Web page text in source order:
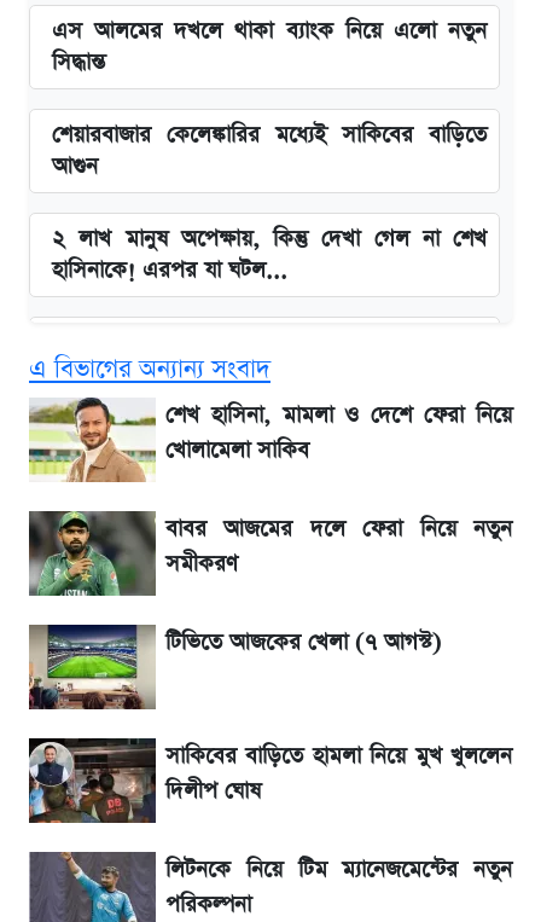
এস আলমের দখলে থাকা ব্যাংক নিয়ে এলো নতুন
সিদ্ধান্ত
শেয়ারবাজার কেলেঙ্কারির মধ্যেই সাকিবের বাড়িতে
আগুন
২ লাখ মানুষ অপেক্ষায়, কিন্তু দেখা গেল না শেখ
হাসিনাকে! এরপর যা ঘটল...
Redmi K80 নিয়ে আপডেট
বাংলাদেশ নিয়ে যা বললেন সজীব ওয়াজেদ জয়
সাকিবের বাড়িতে হামলা নিয়ে মুখ খুললেন দিলীপ
ঘোষ
লিটনকে নিয়ে টিম ম্যানেজমেন্টের নতুন পরিকল্পনা
জেনে নিন আজকের সোনা ও রুপার সর্বশেষ দাম
আগামীকালই স্পষ্ট হবে এসএসসি ফল প্রকাশের
তারিখ
তাপমাত্রা নিয়ে নতুন পূর্বাভাস দিল আবহাওয়া অফিস
এ বিভাগের অন্যান্য সংবাদ
শেখ হাসিনা, মামলা ও দেশে ফেরা নিয়ে
খোলামেলা সাকিব
বাবর আজমের দলে ফেরা নিয়ে নতুন
সমীকরণ
টিভিতে আজকের খেলা (৭ আগস্ট)
সাকিবের বাড়িতে হামলা নিয়ে মুখ খুললেন
দিলীপ ঘোষ
লিটনকে নিয়ে টিম ম্যানেজমেন্টের নতুন
পরিকল্পনা